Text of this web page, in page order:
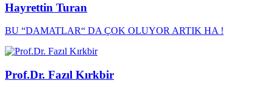
Hayrettin Turan
BU “DAMATLAR“ DA ÇOK OLUYOR ARTIK HA !
Prof.Dr. Fazıl Kırkbir